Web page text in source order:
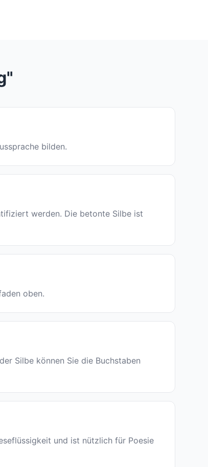
bilden.
werden. Die betonte Silbe ist
oben.
Silbe können Sie die Buchstaben
und ist nützlich für Poesie